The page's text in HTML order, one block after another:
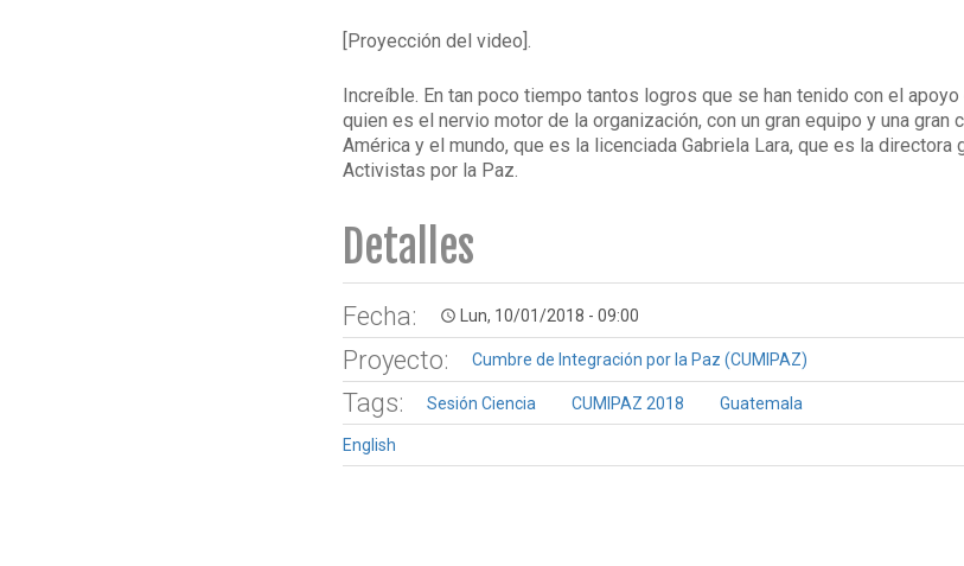
[Proyección del video].
Increíble. En tan poco tiempo tantos logros que se han tenido con el
quien es el nervio motor de la organización, con un gran equipo y una gran
América y el mundo, que es la licenciada Gabriela Lara, que es la directora
Activistas por la Paz.
Detalles
Fecha: access_time Lun, 10/01/2018 - 09:00
Proyecto: Cumbre de Integración por la Paz (CUMIPAZ)
Tags: Sesión Ciencia CUMIPAZ 2018 Guatemala
English